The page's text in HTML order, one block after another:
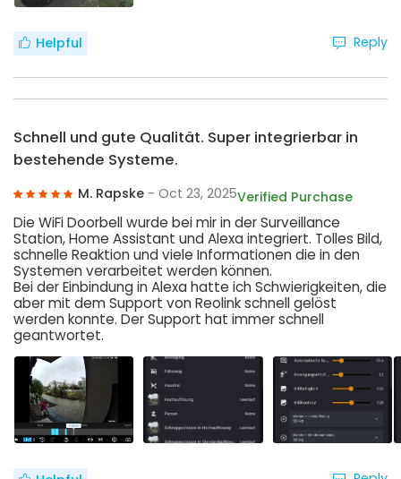
Helpful Reply
Schnell und gute Qualität. Super integrierbar in
bestehende Systeme.
M. Rapske - Oct 23, 2025Verified Purchase
Die WiFi Doorbell wurde bei mir in der Surveillance
Station, Home Assistant und Alexa integriert. Tolles Bild,
schnelle Reaktion und viele Informationen die in den
Systemen verarbeitet werden können.
Bei der Einbindung in Alexa hatte ich Schwierigkeiten, die
aber mit dem Support von Reolink schnell gelöst
werden konnte. Der Support hat immer schnell
geantwortet.